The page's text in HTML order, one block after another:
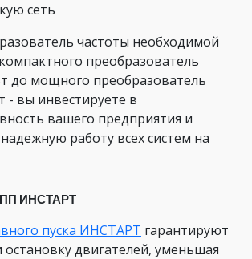
сеть
частоты необходимой
преобразователь
до мощного преобразователь
- вы инвестируете в
вашего предприятия и
работу всех систем на
ИНСТАРТ
пуска ИНСТАРТ гарантируют
остановку двигателей, уменьшая